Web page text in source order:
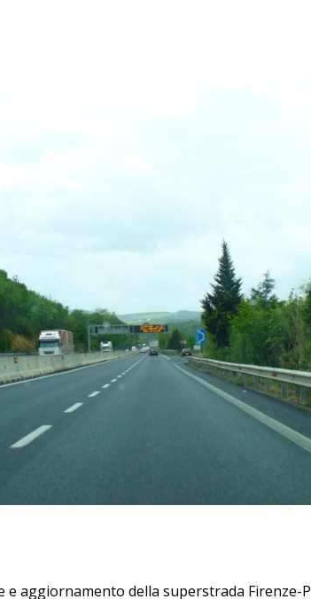
aggiornamento della superstrada Firenze-